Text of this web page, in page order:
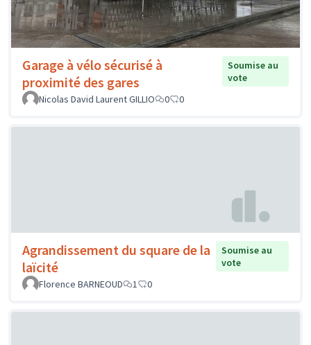
Garage à vélo sécurisé à
proximité des gares
Soumise au
vote
Nicolas David Laurent GILLIO
0 0
Agrandissement du square de la
laïcité
Soumise au
vote
Florence BARNEOUD
1 0